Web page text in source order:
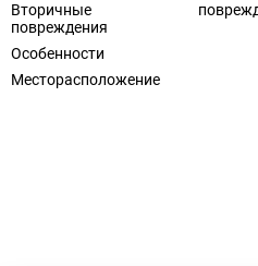
Вторичные
повреждения
Особенности
Месторасположение